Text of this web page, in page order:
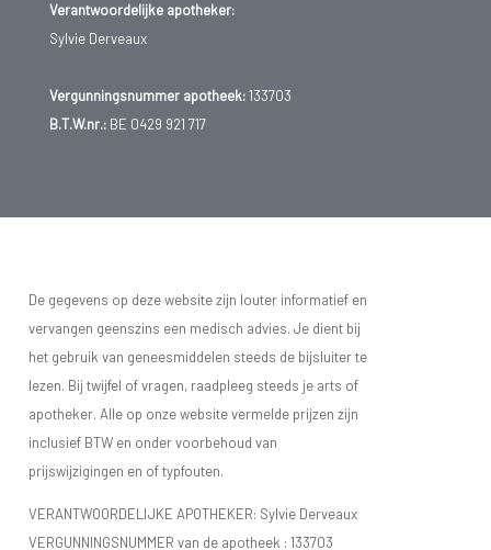
Verantwoordelijke apotheker:
Sylvie Derveaux
Vergunningsnummer apotheek:133703
B.T.W.nr.:BE 0429 921 717
De gegevens op deze website zijn louter informatief en
vervangen geenszins een medisch advies. Je dient bij
het gebruik van geneesmiddelen steeds de bijsluiter te
lezen. Bij twijfel of vragen, raadpleeg steeds je arts of
apotheker. Alle op onze website vermelde prijzen zijn
inclusief BTW en onder voorbehoud van
prijswijzigingen en of typfouten.
VERANTWOORDELIJKE APOTHEKER: Sylvie Derveaux
VERGUNNINGSNUMMER van de apotheek : 133703